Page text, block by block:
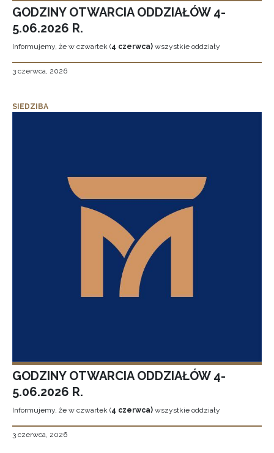
GODZINY OTWARCIA ODDZIAŁÓW 4-
5.06.2026 R.
Informujemy, że w czwartek (4 czerwca) wszystkie oddziały
3 czerwca, 2026
SIEDZIBA
GODZINY OTWARCIA ODDZIAŁÓW 4-
5.06.2026 R.
Informujemy, że w czwartek (4 czerwca) wszystkie oddziały
3 czerwca, 2026